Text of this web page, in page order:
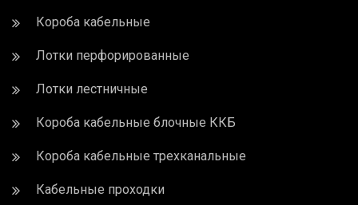
Короба кабельные
Лотки перфорированные
Лотки лестничные
Короба кабельные блочные ККБ
Короба кабельные трехканальные
Кабельные проходки